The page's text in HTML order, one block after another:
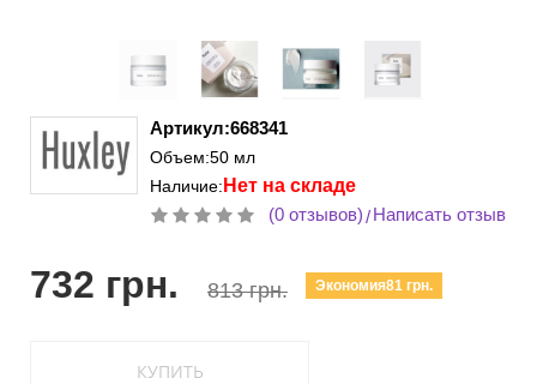
Артикул:668341
Объем:50 мл
Наличие: Нет на складе
(0 отзывов)/Написать отзыв
732 грн. 813 грн. Экономия81 грн.
КУПИТЬ